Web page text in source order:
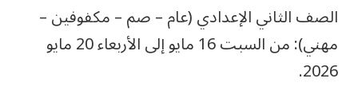
الصف الثاني الإعدادي (عام – صم – مكفوفين –
مهني): من السبت 16 مايو إلى الأربعاء 20 مايو
2026.